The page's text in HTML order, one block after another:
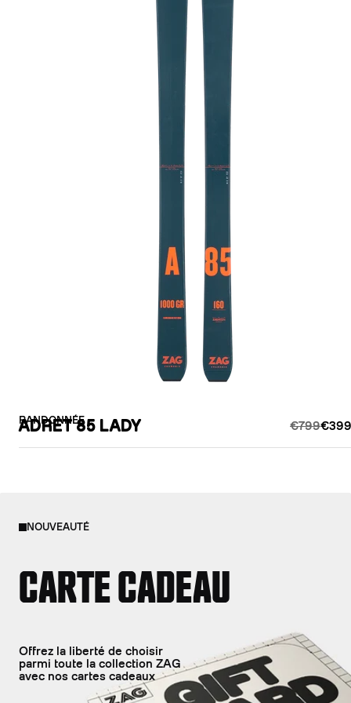
RANDONNÉE
ADRET 85 LADY €799
NOUVEAUTÉ
CARTE CADEAU
Offrez la liberté de choisir
parmi toute la collection ZAG
avec nos cartes cadeaux